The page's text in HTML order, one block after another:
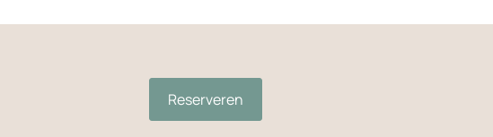
Reserveren